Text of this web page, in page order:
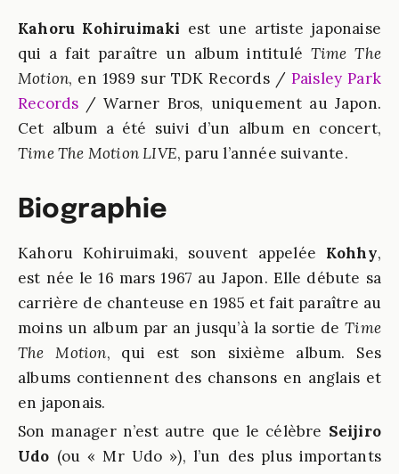
Kahoru Kohiruimaki est une artiste japonaise
qui a fait paraître un album intitulé Time The
Motion, en 1989 sur TDK Records / Paisley Park
Records / Warner Bros, uniquement au Japon.
Cet album a été suivi d’un album en concert,
Time The Motion LIVE, paru l’année suivante.
Biographie
Kahoru Kohiruimaki, souvent appelée Kohhy,
est née le 16 mars 1967 au Japon. Elle débute sa
carrière de chanteuse en 1985 et fait paraître au
moins un album par an jusqu’à la sortie deTime
The Motion, qui est son sixième album. Ses
albums contiennent des chansons en anglais et
en japonais.
Son manager n’est autre que le célèbre Seijiro
Udo (ou « Mr Udo »), l’un des plus importants